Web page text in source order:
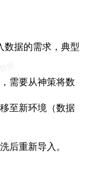
数据的需求，典型
需要从神策将数
至新环境（数据
后重新导入。